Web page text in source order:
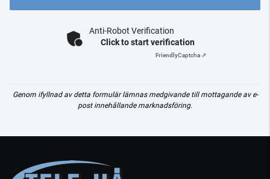
Anti-Robot Verification
Click to start verification
FriendlyCaptcha ⇗
Genom ifyllnad av detta formulär lämnas medgivande till mottagande av e-
post innehållande marknadsföring.